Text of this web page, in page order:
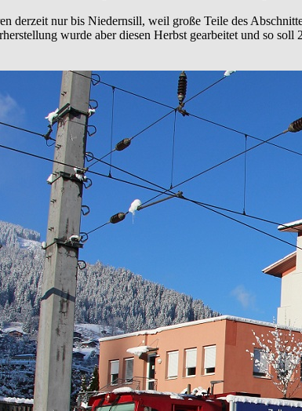
derzeit nur bis Niedernsill, weil große Teile des
wurde aber diesen Herbst gearbeitet und so